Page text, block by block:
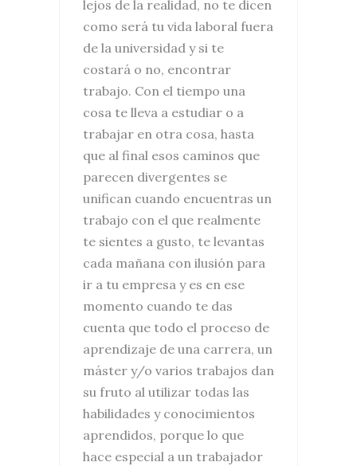
lejos de la realidad, no te dicen
como será tu vida laboral fuera
de la universidad y si te
costará o no, encontrar
trabajo. Con el tiempo una
cosa te lleva a estudiar o a
trabajar en otra cosa, hasta
que al final esos caminos que
parecen divergentes se
unifican cuando encuentras un
trabajo con el que realmente
te sientes a gusto, te levantas
cada mañana con ilusión para
ir a tu empresa y es en ese
momento cuando te das
cuenta que todo el proceso de
aprendizaje de una carrera, un
máster y/o varios trabajos dan
su fruto al utilizar todas las
habilidades y conocimientos
aprendidos, porque lo que
hace especial a un trabajador